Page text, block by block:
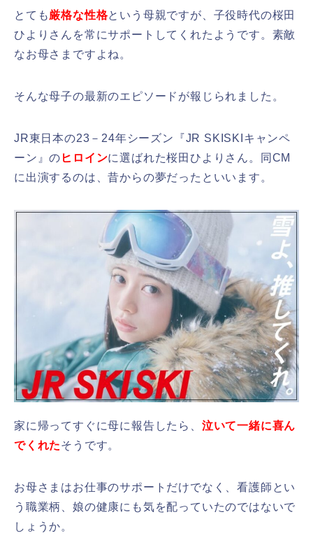
とても厳格な性格という母親ですが、子役時代の桜田
ひよりさんを常にサポートしてくれたようです。素敵
なお母さまですよね。
そんな母子の最新のエピソードが報じられました。
JR東日本の23－24年シーズン『JR SKISKIキャンペ
ーン』の ヒロインに選ばれた桜田ひよりさん。同CM
に出演するのは、昔からの夢だったといいます。
家に帰ってすぐに母に報告したら、 泣いて一緒に喜ん
でくれたそうです。
お母さまはお仕事のサポートだけでなく、看護師とい
う職業柄、娘の健康にも気を配っていたのではないで
しょうか。